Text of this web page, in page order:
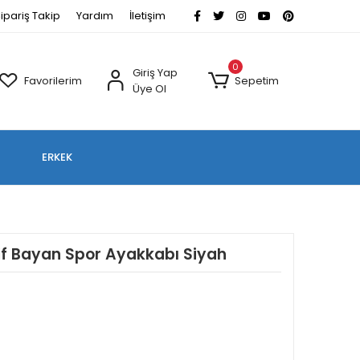
Takip Yardım İletişim
Favorilerim
Giriş Yap
Üye Ol
0
Sepetim
ERKEK
Bayan Spor Ayakkabı Siyah